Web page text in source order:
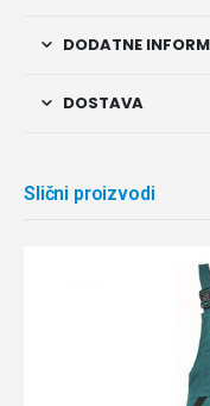
DODATNE
DOSTAVA
Slični proizvodi